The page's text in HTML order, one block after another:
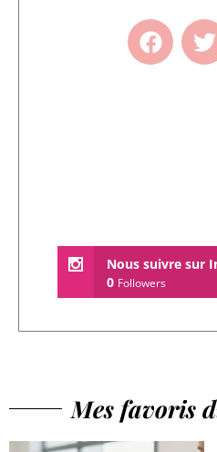
Nous suivre sur
0 Followers
Mes favoris